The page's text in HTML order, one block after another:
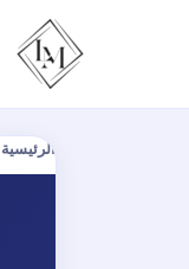
الرئيسية